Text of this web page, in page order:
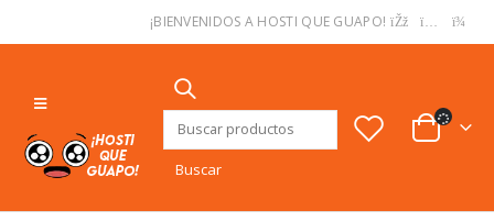
¡BIENVENIDOS A HOSTI QUE GUAPO!
Buscar: